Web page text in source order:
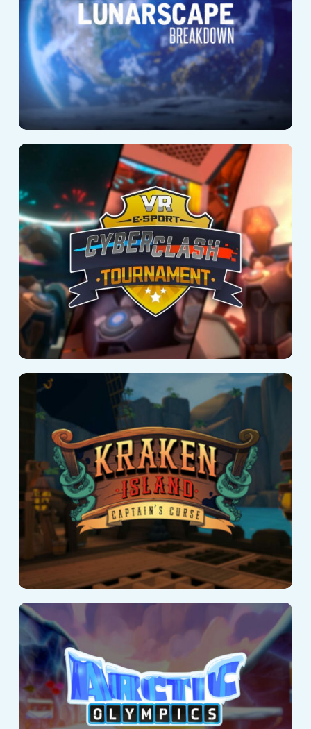
Cyberclash:
Tournament
Kraken Island:
Captain’s Curse
Arctic Olympics –
Slingshot
Challenge